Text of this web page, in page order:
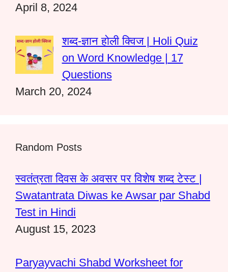
April 8, 2024
शब्द-ज्ञान होली क्विज | Holi Quiz
on Word Knowledge | 17
Questions
March 20, 2024
Random Posts
स्वतंत्रता दिवस के अवसर पर विशेष शब्द टेस्ट |
Swatantrata Diwas ke Awsar par Shabd
Test in Hindi
August 15, 2023
Paryayvachi Shabd Worksheet for